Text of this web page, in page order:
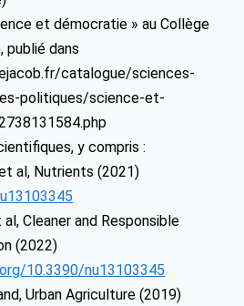
et démocratie » au Collège
publié dans
catalogue/sciences-
politiques/science-et-
y compris :
al, Nutrients (2021)
Cleaner and Responsible
(2022)
10.3390/nu13103345
Urban Agriculture (2019)